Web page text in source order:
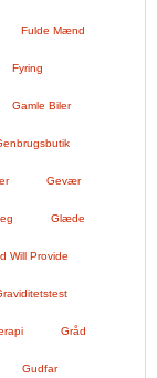
Fulde Mænd
Fyring
Gamle Biler
Gevær
Glæde
Will Provide
Gråd
Gudfar